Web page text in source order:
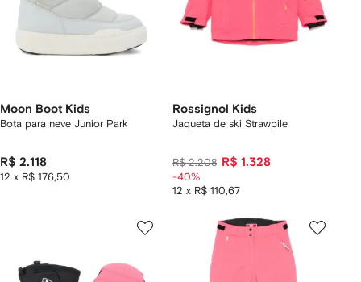
Moon Boot Kids
Bota para neve Junior Park
R$ 2.118
12 x R$ 176,50
Rossignol Kids
Jaqueta de ski Strawpile
R$ 2.208 R$ 1.328
12 x R$ 110,67
-40%